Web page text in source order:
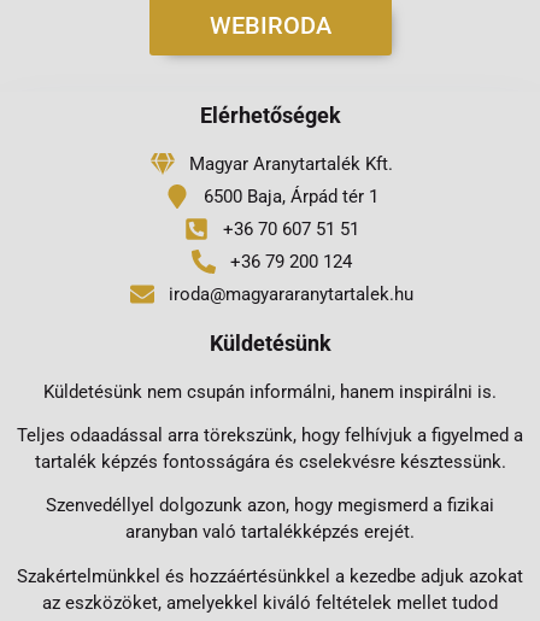
WEBIRODA
Elérhetőségek
Magyar Aranytartalék Kft.
6500 Baja, Árpád tér 1
+36 70 607 51 51
+36 79 200 124
iroda@magyararanytartalek.hu
Küldetésünk
Küldetésünk nem csupán informálni, hanem inspirálni is.
Teljes odaadással arra törekszünk, hogy felhívjuk a figyelmed a
tartalék képzés fontosságára és cselekvésre késztessünk.
Szenvedéllyel dolgozunk azon, hogy megismerd a fizikai
aranyban való tartalékképzés erejét.
Szakértelmünkkel és hozzáértésünkkel a kezedbe adjuk azokat
az eszközöket, amelyekkel kiváló feltételek mellet tudod